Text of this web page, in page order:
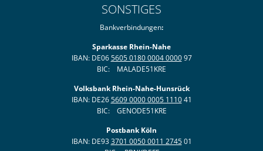
SONSTIGES
Bankverbindungen:
Sparkasse Rhein-Nahe
IBAN: DE065605 0180 0004 000097
BIC: MALADE51KRE
Volksbank Rhein-Nahe-Hunsrück
IBAN: DE265609 0000 0005 111041
BIC: GENODE51KRE
Postbank Köln
IBAN: DE933701 0050 0011 274501